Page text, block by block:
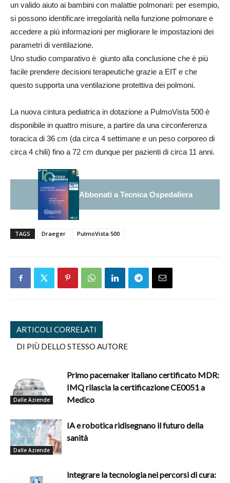
un valido aiuto ai bambini con malattie polmonari: per esempio,
si possono identificare irregolarità nella funzione polmonare e
accedere a più informazioni per migliorare le impostazioni dei
parametri di ventilazione.
Uno studio comparativo è giunto alla conclusione che è più
facile prendere decisioni terapeutiche grazie a EIT e che
questo supporta una ventilazione protettiva dei polmoni.
La nuova cintura pediatrica in dotazione a PulmoVista 500 è
disponibile in quattro misure, a partire da una circonferenza
toracica di 36 cm (da circa 4 settimane e un peso corporeo di
circa 4 chili) fino a 72 cm dunque per pazienti di circa 11 anni.
Abbonati a Tecnica Ospedaliera
TAGS Draeger PulmoVista 500
ARTICOLI CORRELATI
DI PIÙ DELLO STESSO AUTORE
Dalle Aziende
Primo pacemaker italiano certificato MDR:
IMQ rilascia la certificazione CE0051 a
Medico
Dalle Aziende
IA e robotica ridisegnano il futuro della
sanità
Integrare la tecnologia nei percorsi di cura: